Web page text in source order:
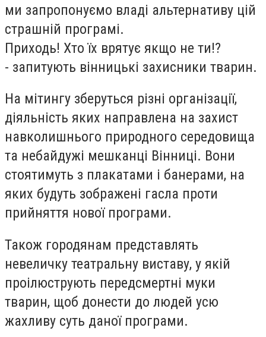
ми запропонуємо владі альтернативу цій
страшній програмі.
Приходь! Хто їх врятує якщо не ти!?
- запитують вінницькі захисники тварин.
На мітингу зберуться різні організації,
діяльність яких направлена на захист
навколишнього природного середовища
та небайдужі мешканці Вінниці. Вони
стоятимуть з плакатами і банерами, на
яких будуть зображені гасла проти
прийняття нової програми.
Також городянам представлять
невеличку театральну виставу, у якій
проілюструють передсмертні муки
тварин, щоб донести до людей усю
жахливу суть даної програми.